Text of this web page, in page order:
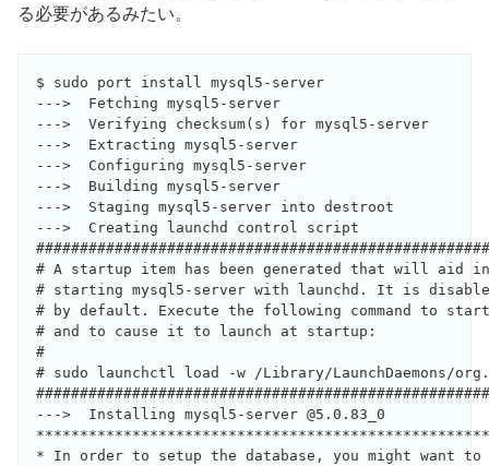
る必要があるみたい。
$ sudo port install mysql5-
--->  Fetching mysql5-server
--->  Verifying checksum(s) for mysql5-server
--->  Extracting mysql5-server
--->  Configuring mysql5-server
--->  Building mysql5-server
--->  Staging mysql5-server into destroot
--->  Creating launchd control script
# A startup item has been generated that will aid in
# starting mysql5-server with launchd. It is
# by default. Execute the following command to
# and to cause it to launch at startup:
#
# sudo launchctl load -w /Library/LaunchDaemons/
--->  Installing mysql5-server @5.0.83_0
* In order to setup the database, you might want to